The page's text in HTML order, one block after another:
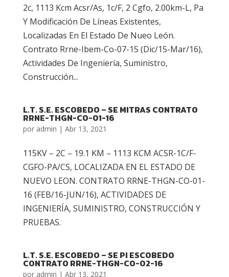
2c, 1113 Kcm Acsr/As, 1c/F, 2 Cgfo, 2.00km-L, Pa
Y Modificación De Líneas Existentes,
Localizadas En El Estado De Nueo León.
Contrato Rrne-Ibem-Co-07-15 (Dic/15-Mar/16),
Actividades De Ingeniería, Suministro,
Construcción...
L.T. S.E. ESCOBEDO – SE MITRAS CONTRATO
RRNE-THGN-CO-01-16
por admin | Abr 13, 2021
115KV – 2C – 19.1 KM – 1113 KCM ACSR-1C/F-
CGFO-PA/CS, LOCALIZADA EN EL ESTADO DE
NUEVO LEON. CONTRATO RRNE-THGN-CO-01-
16 (FEB/16-JUN/16), ACTIVIDADES DE
INGENIERÍA, SUMINISTRO, CONSTRUCCIÓN Y
PRUEBAS.
L.T. S.E. ESCOBEDO – SE PI ESCOBEDO
CONTRATO RRNE-THGN-CO-02-16
por admin | Abr 13, 2021